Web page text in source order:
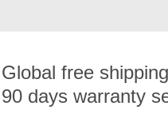
Global free
90 days warranty